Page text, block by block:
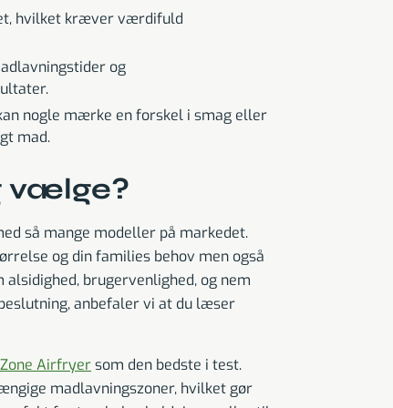
hvilket kræver værdifuld
og
nogle mærke en forskel i smag eller
mad.
vælge?
så mange modeller på markedet.
og din families behov men også
brugervenlighed, og nem
anbefaler vi at du læser
Airfryersom den bedste i test.
madlavningszoner, hvilket gør